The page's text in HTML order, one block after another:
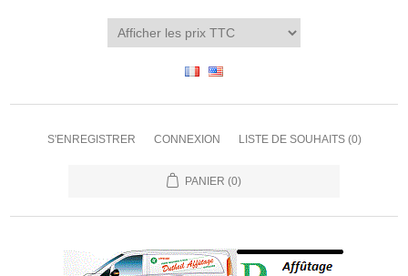
S'ENREGISTRER CONNEXION LISTE DE SOUHAITS (0)
PANIER (0)